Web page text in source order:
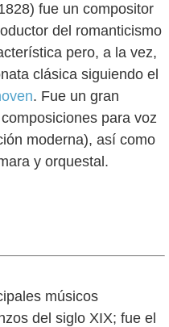
fue un compositor
del romanticismo
pero, a la vez,
clásica siguiendo el
. Fue un gran
para voz
moderna), así como
y orquestal.
músicos
del siglo XIX; fue el